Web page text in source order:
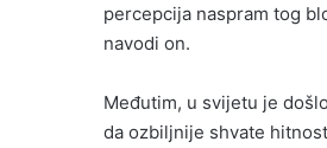
percepcija naspram tog
navodi on.
Međutim, u svijetu je
da ozbiljnije shvate